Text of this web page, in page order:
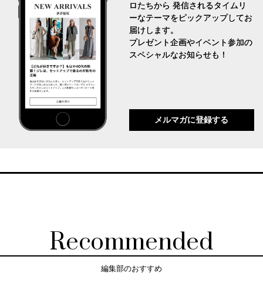
ロたちから 発信されるタイムリ
ーなテーマをピックアップしてお
届けします。
プレゼント企画やイベント参加の
スペシャルなお知らせも！
メルマガに登録する
Recommended
編集部のおすすめ